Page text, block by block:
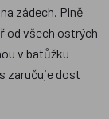
zádech. Plně
od všech ostrých
v batůžku
zaručuje dost